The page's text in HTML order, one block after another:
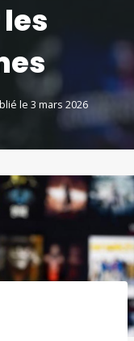
le 3 mars 2026